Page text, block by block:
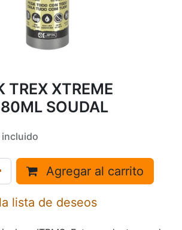
TREX XTREME
SOUDAL
incluido
Agregar al carrito
lista de deseos